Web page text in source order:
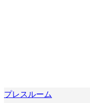
プレスルーム